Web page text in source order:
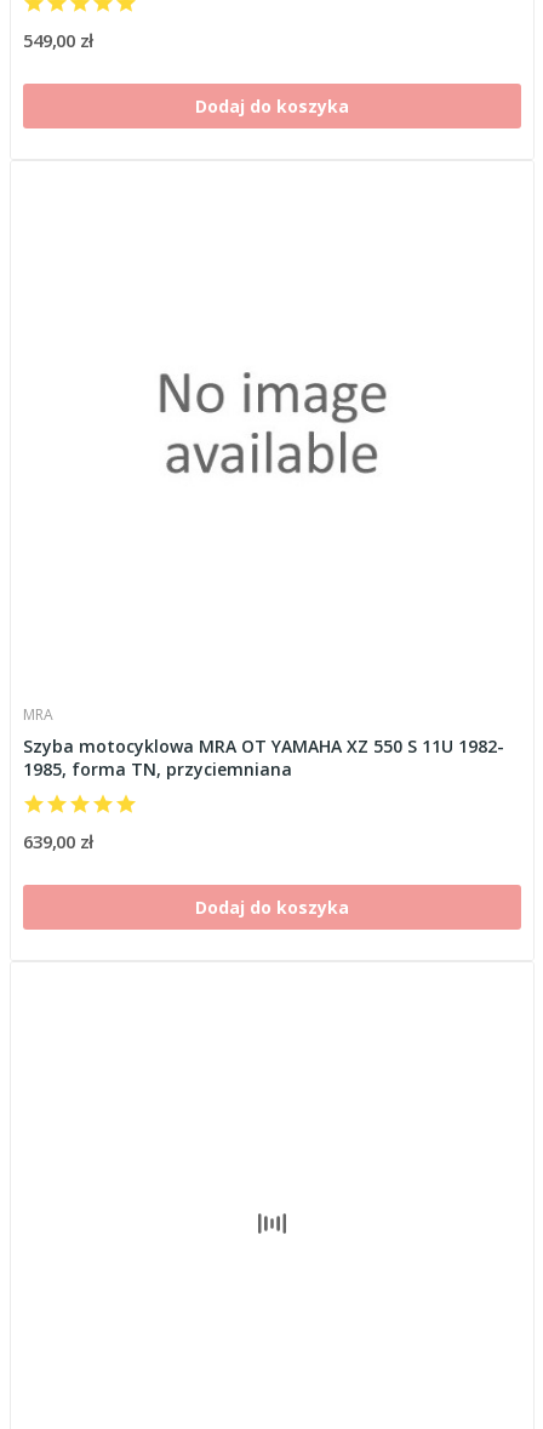
549,00 zł
Dodaj do koszyka
MRA
Szyba motocyklowa MRA OT YAMAHA XZ 550 S 11U 1982-
1985, forma TN, przyciemniana
639,00 zł
Dodaj do koszyka